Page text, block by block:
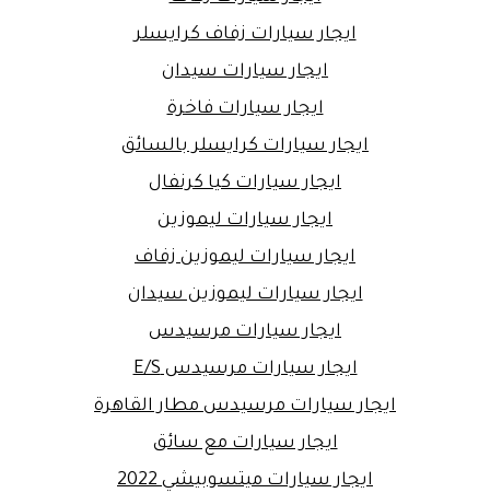
ايجار سيارات زفاف كرايسلر
ايجار سيارات سيدان
ايجار سيارات فاخرة
ايجار سيارات كرايسلر بالسائق
ايجار سيارات كيا كرنفال
ايجار سيارات ليموزين
ايجار سيارات ليموزين زفاف
ايجار سيارات ليموزين سيدان
ايجار سيارات مرسيدس
ايجار سيارات مرسيدس E/S
ايجار سيارات مرسيدس مطار القاهرة
ايجار سيارات مع سائق
ايجار سيارات ميتسوبيشي 2022